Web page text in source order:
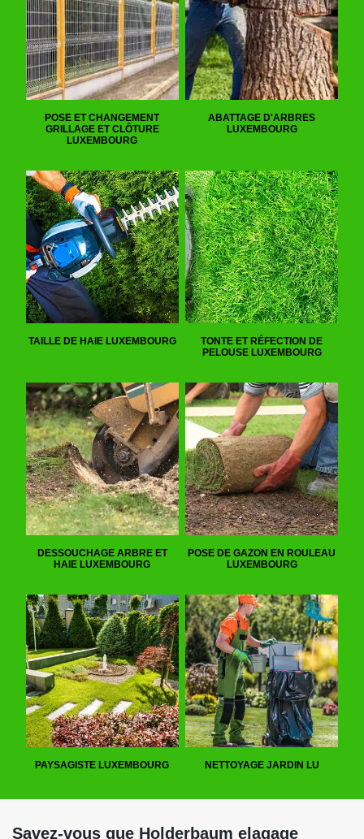
POSE ET CHANGEMENT
GRILLAGE ET CLÔTURE
LUXEMBOURG
ABATTAGE D'ARBRES
LUXEMBOURG
TAILLE DE HAIE LUXEMBOURG
TONTE ET RÉFECTION DE
PELOUSE LUXEMBOURG
DESSOUCHAGE ARBRE ET
HAIE LUXEMBOURG
POSE DE GAZON EN ROULEAU
LUXEMBOURG
PAYSAGISTE LUXEMBOURG NETTOYAGE JARDIN LU
Savez-vous que Holderbaum elagage